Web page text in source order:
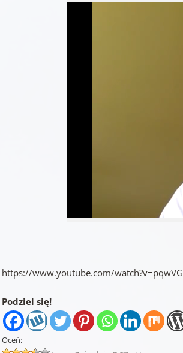
https://www.youtube.com/
Podziel się!
Oceń: